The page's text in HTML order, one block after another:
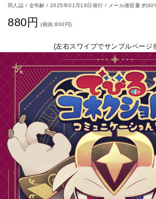
同人誌 / 全年齢/2025年01月19日発行 / メール便容量:約
880円 (税抜:800円)
(左右スワイプでサンプルページ